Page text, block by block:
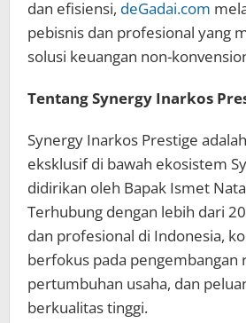
dan efisiensi, deGadai.com
pebisnis dan profesional yang
solusi keuangan non-
Tentang Synergy Inarkos
Synergy Inarkos Prestige
eksklusif di bawah ekosistem
didirikan oleh Bapak Ismet
Terhubung dengan lebih dari
dan profesional di Indonesia,
berfokus pada pengembangan
pertumbuhan usaha, dan
berkualitas tinggi.